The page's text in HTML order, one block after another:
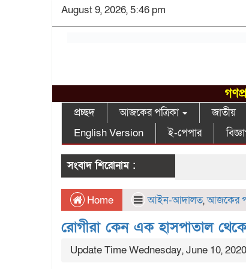
August 9, 2026, 5:46 pm
প্রচ্ছদ আজকের পত্রিকা জাতীয়
English Version
ই-পেপার
সংবাদ শিরোনাম :
Home আইন-আদালত,আজকের
রোগীরা কেন এক হাসপাতাল
Update Time Wednesday, June 10,